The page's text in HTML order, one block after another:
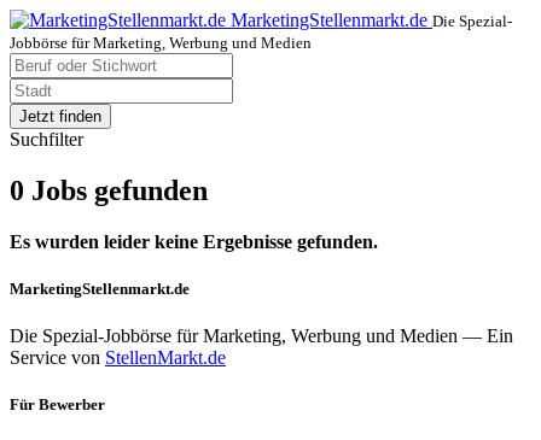
MarketingStellenmarkt.de Die Spezial-
Jobbörse für Marketing, Werbung und Medien
Jetzt finden
Suchfilter
0 Jobs gefunden
Es wurden leider keine Ergebnisse gefunden.
MarketingStellenmarkt.de
Die Spezial-Jobbörse für Marketing, Werbung und Medien — Ein
Service von StellenMarkt.de
Für Bewerber